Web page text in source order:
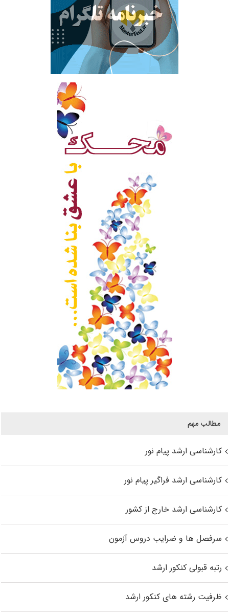
مطالب مهم
کارشناسی ارشد پیام نور
کارشناسی ارشد فراگیر پیام نور
کارشناسی ارشد خارج از کشور
سرفصل ها و ضرایب دروس آزمون
رتبه قبولی کنکور ارشد
ظرفیت رشته های کنکور ارشد